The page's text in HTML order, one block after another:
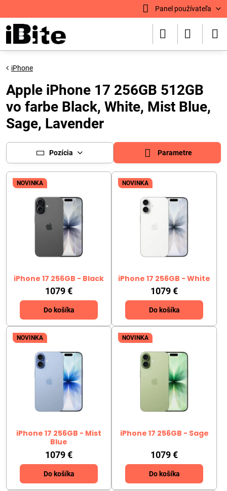
Panel používateľa
iPhone
Apple iPhone 17 256GB 512GB
vo farbe Black, White, Mist Blue,
Sage, Lavender
Pozícia Parametre
NOVINKA
iPhone 17 256GB - Black
1079 €
Do košíka
NOVINKA
iPhone 17 256GB - White
1079 €
Do košíka
NOVINKA
iPhone 17 256GB - Mist
Blue
1079 €
Do košíka
NOVINKA
iPhone 17 256GB - Sage
1079 €
Do košíka